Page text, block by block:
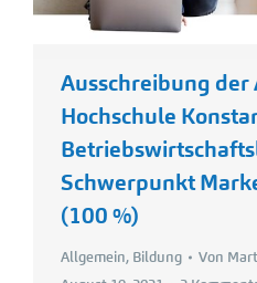
Ausschreibung der
Hochschule
Schwerpunkt
(100 %)
Allgemein, Bildung Von